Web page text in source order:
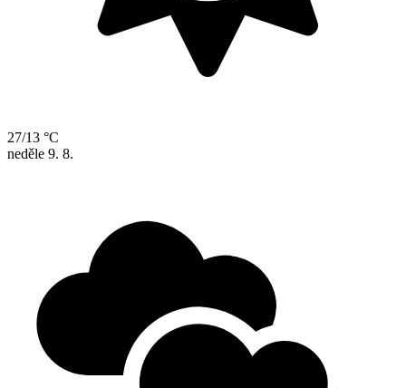
27/13 °C
neděle 9. 8.